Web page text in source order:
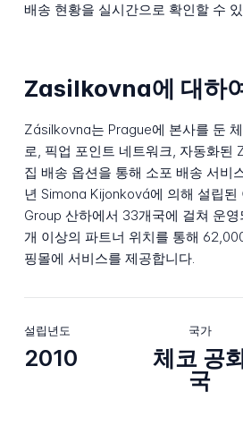
배송 현황을 실시간으로 확인할 수
Zasilkovna에 대하
Zásilkovna는 Prague에 본사를 둔
로, 픽업 포인트 네트워크, 자동화된
집 배송 옵션을 통해 소포 배송 서비
년 Simona Kijonková에 의해 설립
Group 산하에서 33개국에 걸쳐 운
개 이상의 파트너 위치를 통해
핑몰에 서비스를 제공합니다.
설립년도
2010
국가
체코 공
국